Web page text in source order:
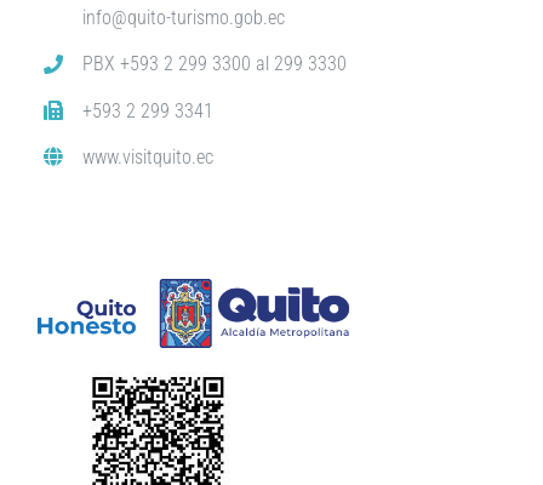
info@quito-turismo.gob.ec
PBX +593 2 299 3300 al 299 3330
+593 2 299 3341
www.visitquito.ec